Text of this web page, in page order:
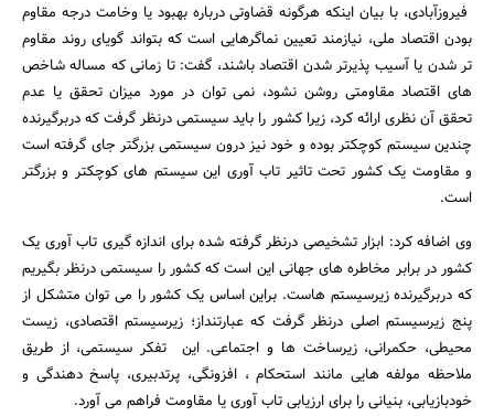
فیروزآبادی، با بیان اینکه هرگونه قضاوتی درباره بهبود یا وخامت درجه مقاوم
بودن اقتصاد ملی، نیازمند تعیین نماگرهایی است که بتواند گویای روند مقاوم
تر شدن یا آسیب پذیرتر شدن اقتصاد باشند، گفت: تا زمانی که مساله شاخص
های اقتصاد مقاومتی روشن نشود، نمی توان در مورد میزان تحقق یا عدم
تحقق آن نظری ارائه کرد، زیرا کشور را باید سیستمی درنظر گرفت که دربرگیرنده
چندین سیستم کوچکتر بوده و خود نیز درون سیستمی بزرگتر جای گرفته است
و مقاومت یک کشور تحت تاثیر تاب آوری این سیستم های کوچکتر و بزرگتر
است.
وی اضافه کرد: ابزار تشخیصی درنظر گرفته شده برای اندازه گیری تاب آوری یک
کشور در برابر مخاطره های جهانی این است که کشور را سیستمی درنظر بگیریم
که دربرگیرنده زیرسیستم هاست. براین اساس یک کشور را می توان متشکل از
پنج زیرسیستم اصلی درنظر گرفت که عبارتنداز؛ زیرسیستم اقتصادی، زیست
محیطی، حکمرانی، زیرساخت ها و اجتماعی. این تفکر سیستمی، از طریق
ملاحظه مولفه هایی مانند استحکام ، افزونگی، پرتدبیری، پاسخ دهندگی و
خودبازیابی، بنیانی را برای ارزیابی تاب آوری یا مقاومت فراهم می آورد.